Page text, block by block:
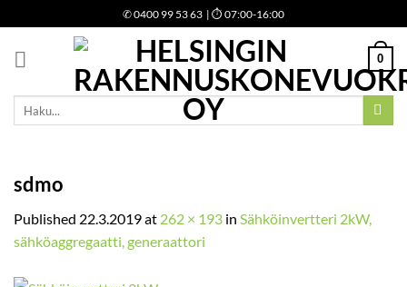
to
content
✆0400 99 53 63 | ⏱ 07:00-16:00
0
Etsi:
sdmo
Published 22.3.2019at 262 × 193 in Sähköinvertteri 2kW,
sähköaggregaatti, generaattori